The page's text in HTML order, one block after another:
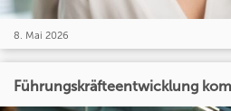
8. Mai 2026
Führungskräfteentwicklung